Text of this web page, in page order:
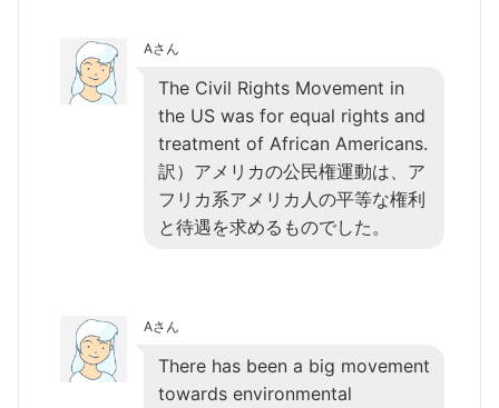
Aさん
The Civil Rights Movement in
the US was for equal rights and
treatment of African Americans.
訳）アメリカの公民権運動は、ア
フリカ系アメリカ人の平等な権利
と待遇を求めるものでした。
Aさん
There has been a big movement
towards environmental